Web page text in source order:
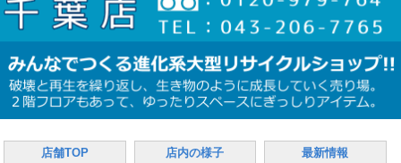
店舗TOP 店内の様子 最新情報